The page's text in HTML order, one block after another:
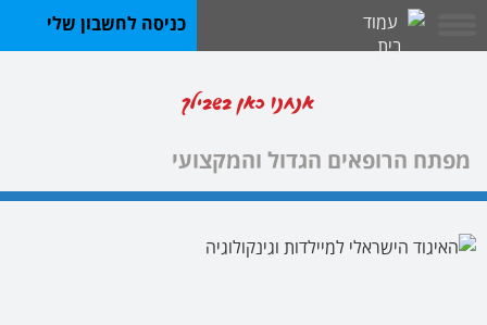
כניסה לחשבון שלי
אנחנו כאן בשבילך
מפתח הרופאים הגדול והמקצועי